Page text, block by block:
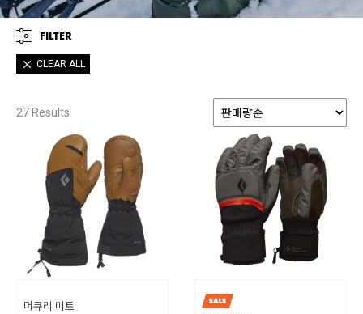
CLEAR ALL
FILTER
27Results
머큐리 미트